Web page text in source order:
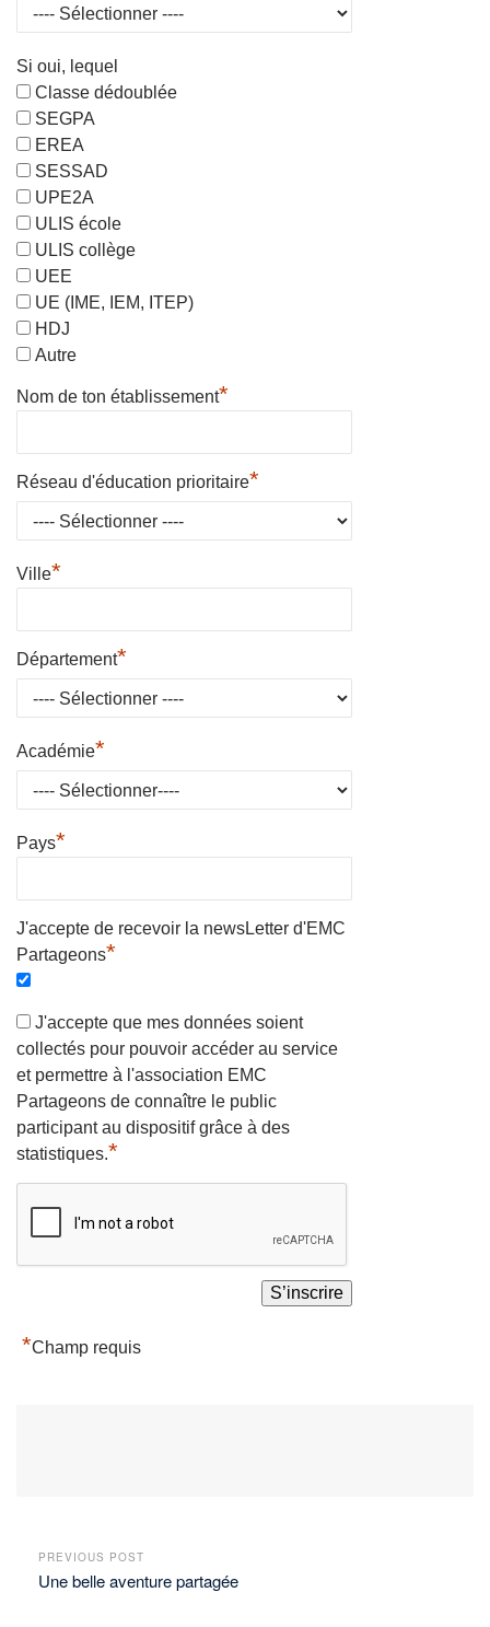
Si oui, lequel
Classe dédoublée
SEGPA
EREA
SESSAD
UPE2A
ULIS école
ULIS collège
UEE
UE (IME, IEM, ITEP)
HDJ
Autre
Nom de ton établissement*
Réseau d'éducation prioritaire*
Ville*
Département*
Académie*
Pays*
J'accepte de recevoir la newsLetter d'EMC
Partageons*
J'accepte que mes données soient
collectés pour pouvoir accéder au service
et permettre à l'association EMC
Partageons de connaître le public
participant au dispositif grâce à des
statistiques.*
*Champ requis
PREVIOUS POST
Une belle aventure partagée